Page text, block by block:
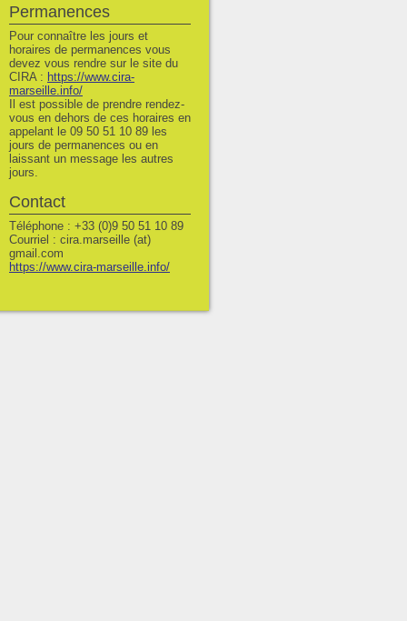
Permanences
Pour connaître les jours et
horaires de permanences vous
devez vous rendre sur le site du
CIRA : https://www.cira-
marseille.info/
Il est possible de prendre rendez-
vous en dehors de ces horaires en
appelant le 09 50 51 10 89 les
jours de permanences ou en
laissant un message les autres
jours.
Contact
Téléphone : +33 (0)9 50 51 10 89
Courriel : cira.marseille (at)
gmail.com
https://www.cira-marseille.info/